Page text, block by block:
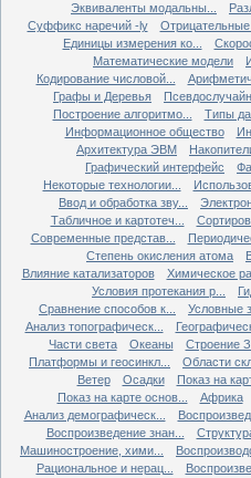
Эквиваленты модальны...
Суффикс наречий -ly
Отрицательные
Единицы измерения ко...
Математические модели
Кодирование числовой...
Графы и Деревья
Построение алгоритмо...
Типы
Информационное общество
Архитектура ЭВМ
Графический интерфейс
Некоторые технологии...
Ввод и обработка зву...
Табличное и картотеч...
Современные представ...
Степень окисления атома
Влияние катализаторов
Химическое
Условия протекания р...
Сравнение способов к...
Условные
Анализ топографическ...
Части света
Океаны Строение
Платформы и геосинкл...
Области
Ветер
Осадки Показ на
Показ на карте основ...
Африка
Анализ демографическ...
Воспроизведение знан...
Машиностроение, хими...
Рациональное и нерац...